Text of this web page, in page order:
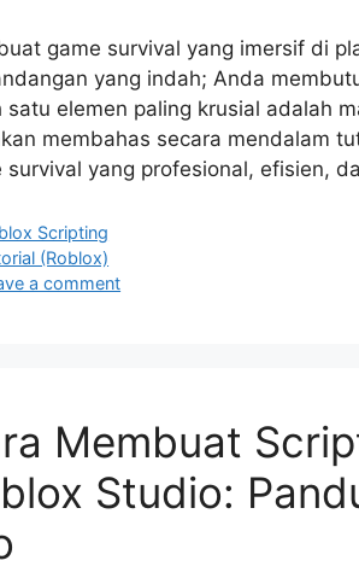
game survival yang imersif di
yang indah; Anda
satu elemen paling krusial adalah
membahas secara mendalam
survival yang profesional, efisien,
Scripting
(Roblox)
a comment
Membuat
Studio: